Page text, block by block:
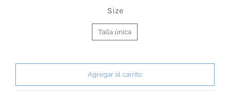
Size
Talla única
Agregar al carrito